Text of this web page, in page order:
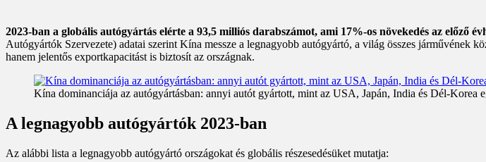
2023-ban a globális autógyártás elérte a 93,5 milliós darabszámot, ami 17%-os növekedés az előző
Autógyártók Szervezete) adatai szerint Kína messze a legnagyobb autógyártó, a világ összes járművének
hanem jelentős exportkapacitást is biztosít az országnak.
Kína dominanciája az autógyártásban: annyi autót gyártott, mint az USA, Japán, India és Dél-Korea
A legnagyobb autógyártók 2023-ban
Az alábbi lista a legnagyobb autógyártó országokat és globális részesedésüket mutatja: